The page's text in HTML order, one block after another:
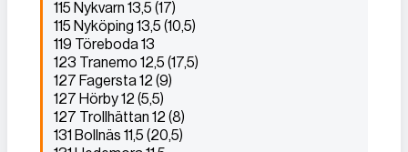
115 Nykvarn 13,5 (17)
115 Nyköping 13,5 (10,5)
119 Töreboda 13
123 Tranemo 12,5 (17,5)
127 Fagersta 12 (9)
127 Hörby 12 (5,5)
127 Trollhättan 12 (8)
131 Bollnäs 11,5 (20,5)